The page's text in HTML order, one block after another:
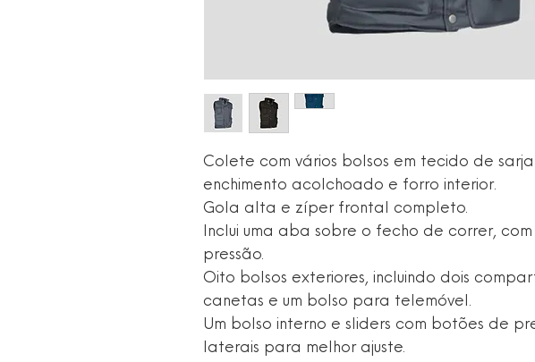
Colete com vários bolsos em tecido de
enchimento acolchoado e forro interior.
Gola alta e zíper frontal completo.
Inclui uma aba sobre o fecho de correr,
pressão.
Oito bolsos exteriores, incluindo dois
canetas e um bolso para telemóvel.
Um bolso interno e sliders com botões de
laterais para melhor ajuste.